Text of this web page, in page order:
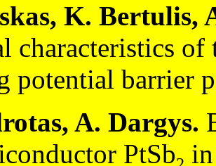
K. Bertulis,
characteristics of
potential barrier
A. Dargys.
PtSb